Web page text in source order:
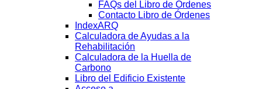
FAQs del Libro de Órdenes
Contacto Libro de Órdenes
IndexARQ
Calculadora de Ayudas a la
Rehabilitación
Calculadora de la Huella de
Carbono
Libro del Edificio Existente